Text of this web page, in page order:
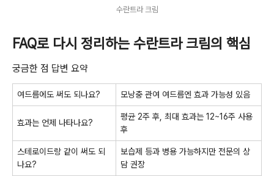
수란트라 크림
FAQ로 다시 정리하는 수란트라 크림의 핵심
궁금한 점 답변 요약
여드름에도 써도 되나요? 모낭충 관여 여드름엔 효과 가능성 있음
효과는 언제 나타나요?
평균 2주 후, 최대 효과는 12~16주 사용
후
스테로이드랑 같이 써도 되
나요?
보습제 등과 병용 가능하지만 전문의 상
담 권장